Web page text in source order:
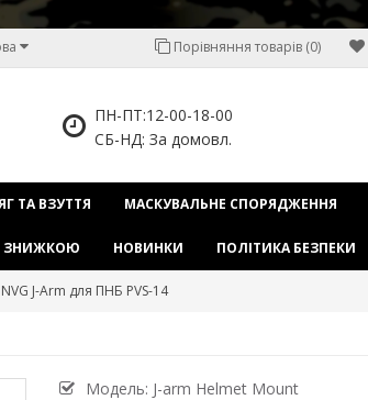
Порівняння товарів (0)
ПН-ПТ:12-00-18-00
СБ-НД: За домовл.
ТА ВЗУТТЯ МАСКУВАЛЬНЕ СПОРЯДЖЕННЯ
ЗНИЖКОЮ НОВИНКИ ПОЛІТИКА БЕЗПЕКИ
J-Arm для ПНБ PVS-14
Модель: J-arm Helmet Mount